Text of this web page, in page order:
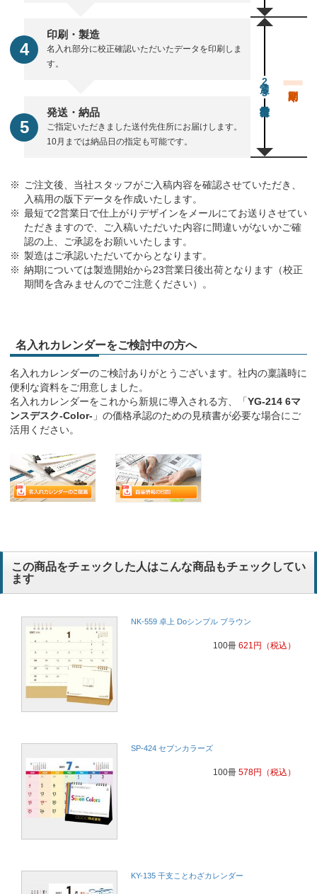
印刷・製造
名入れ部分に校正確認いただいたデータを印刷しま
す。
発送・納品
ご指定いただきました送付先住所にお届けします。
10月までは納品日の指定も可能です。
通常23営業日後出荷
ご注文後、当社スタッフがご入稿内容を確認させていただき、
入稿用の版下データを作成いたします。
最短で2営業日で仕上がりデザインをメールにてお送りさせてい
ただきますので、ご入稿いただいた内容に間違いがないかご確
認の上、ご承認をお願いいたします。
製造はご承認いただいてからとなります。
納期については製造開始から23営業日後出荷となります（校正
期間を含みませんのでご注意ください）。
名入れカレンダーをご検討中の方へ
名入れカレンダーのご検討ありがとうございます。社内の稟議時に
便利な資料をご用意しました。
名入れカレンダーをこれから新規に導入される方、「YG-214 6マ
ンスデスク-Color- 」の価格承認のための見積書が必要な場合にご
活用ください。
この商品をチェックした人はこんな商品もチェックしてい
ます
NK-559 卓上 Doシンプル ブラウン
100冊 621 円 （税込）
SP-424 セブンカラーズ
100冊 578円 （税込）
KY-135 干支ことわざカレンダー